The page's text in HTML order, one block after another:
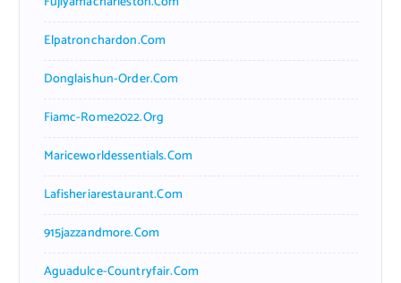
Elpatronchardon.com
Donglaishun-Order.com
Fiamc-Rome2022.org
Mariceworldessentials.com
Lafisheriarestaurant.com
915jazzandmore.com
Aguadulce-Countryfair.com